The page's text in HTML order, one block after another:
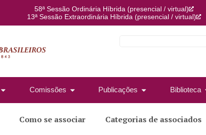
58ª Sessão Ordinária Híbrida (presencial / virtual)
13ª Sessão Extraordinária Híbrida (presencial / virtual)
Comissões Publicações Biblioteca
Como se associar Categorias de associados